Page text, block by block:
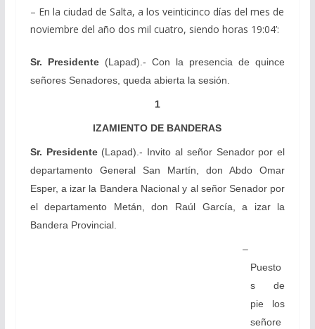
– En la ciudad de Salta, a los veinticinco días del mes de
noviembre del año dos mil cuatro, siendo horas 19:04’:
Sr. Presidente(Lapad).- Con la presencia de quince
señores Senadores, queda abierta la sesión.
1
IZAMIENTO DE BANDERAS
Sr. Presidente(Lapad).- Invito al señor Senador por el
departamento General San Martín, don Abdo Omar
Esper, a izar la Bandera Nacional y al señor Senador por
el departamento Metán, don Raúl García, a izar la
Bandera Provincial.
–
Puesto
s de
pie los
señore